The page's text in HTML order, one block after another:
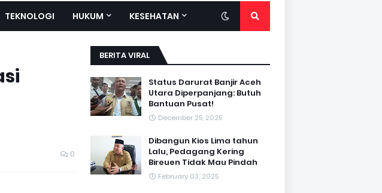
TEKNOLOGI HUKUM KESEHATAN
0
BERITA VIRAL
Status Darurat Banjir Aceh
Utara Diperpanjang: Butuh
Bantuan Pusat!
December 25, 2025
Dibangun Kios Lima tahun
Lalu, Pedagang Kering
Bireuen Tidak Mau Pindah
February 03, 2025